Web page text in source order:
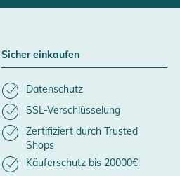
Sicher einkaufen
Datenschutz
SSL-Verschlüsselung
Zertifiziert durch Trusted
Shops
Käuferschutz bis 20000€